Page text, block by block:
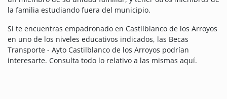
la familia estudiando fuera del municipio.
Si te encuentras empadronado en Castilblanco de los Arroyos
en uno de los niveles educativos indicados, las Becas
Transporte - Ayto Castilblanco de los Arroyos podrían
interesarte. Consulta todo lo relativo a las mismas aquí.